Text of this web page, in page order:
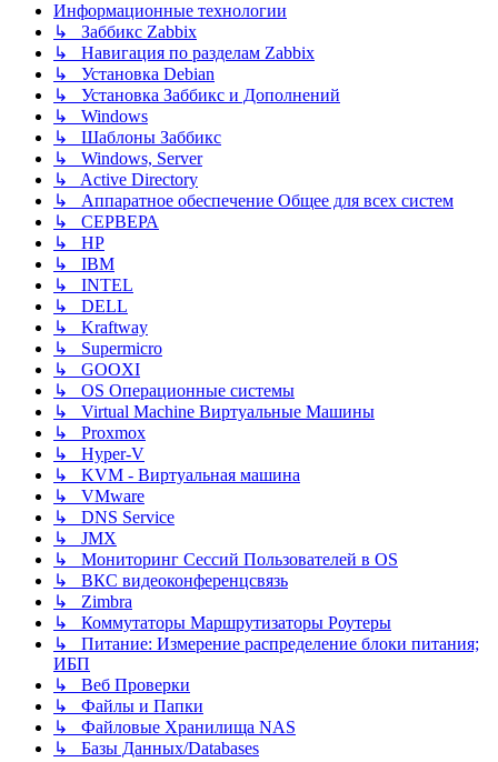
Информационные технологии
↳ Заббикс Zabbix
↳ Навигация по разделам Zabbix
↳ Установка Debian
↳ Установка Заббикс и Дополнений
↳ Windows
↳ Шаблоны Заббикс
↳ Windows, Server
↳ Active Directory
↳ Аппаратное обеспечение Общее для всех систем
↳ СЕРВЕРА
↳ HP
↳ IBM
↳ INTEL
↳ DELL
↳ Kraftway
↳ Supermicro
↳ GOOXI
↳ OS Операционные системы
↳ Virtual Machine Виртуальные Машины
↳ Proxmox
↳ Hyper-V
↳ KVM - Виртуальная машина
↳ VMware
↳ DNS Service
↳ JMX
↳ Мониторинг Сессий Пользователей в OS
↳ ВКС видеоконференцсвязь
↳ Zimbra
↳ Коммутаторы Маршрутизаторы Роутеры
↳ Питание: Измерение распределение блоки питания;
ИБП
↳ Веб Проверки
↳ Файлы и Папки
↳ Файловые Хранилища NAS
↳ Базы Данных/Databases